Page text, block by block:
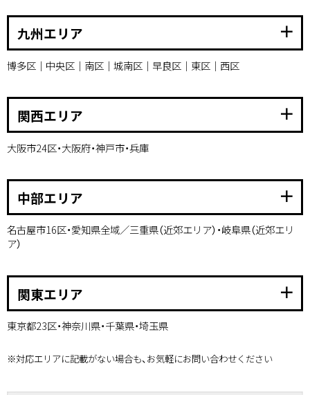
九州エリア add
博多区｜中央区｜南区｜城南区｜早良区｜東区｜西区
関西エリア add
大阪市24区・大阪府・神戸市・兵庫
中部エリア add
名古屋市16区・愛知県全域／三重県（近郊エリア）・岐阜県（近郊エリ
ア）
関東エリア add
東京都23区・神奈川県・千葉県・埼玉県
※対応エリアに記載がない場合も、お気軽にお問い合わせください